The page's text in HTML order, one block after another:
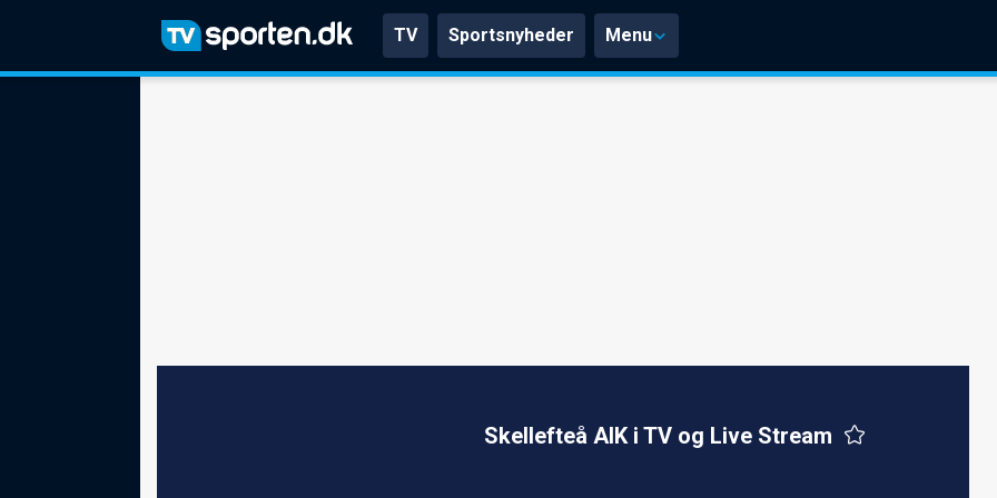
TV Sportsnyheder Menu
Skellefteå AIK i TV og Live Stream